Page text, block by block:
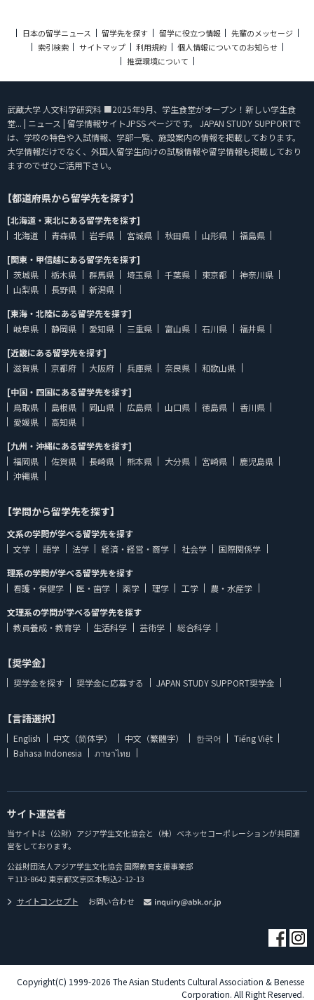
日本の留学ニュース 留学先を探す 留学に役立つ情報
先輩のメッセージ
索引検索
サイトマップ 利用規約
個人情報についてのお知らせ
推奨環境について
武蔵大学 人文科学研究科 ■2025年9月、学生食堂がオープン！新しい学生食
堂... | ニュース | 留学情報サイトJPSS ページです。 JAPAN STUDY SUPPORTで
は、学校の特色や入試情報、学部一覧、施設案内の情報を掲載しております。
大学情報だけでなく、外国人留学生向けの試験情報や留学情報も掲載しており
ますのでぜひご活用下さい。
【都道府県から留学先を探す】
[北海道・東北にある留学先を探す]
北海道
青森県 岩手県 宮城県 秋田県 山形県
福島県
[関東・甲信越にある留学先を探す]
茨城県
栃木県 群馬県 埼玉県 千葉県 東京都
神奈川県
山梨県
長野県
新潟県
[東海・北陸にある留学先を探す]
岐阜県
静岡県 愛知県 三重県 富山県 石川県
福井県
[近畿にある留学先を探す]
滋賀県
京都府 大阪府 兵庫県 奈良県
和歌山県
[中国・四国にある留学先を探す]
鳥取県
島根県 岡山県 広島県 山口県 徳島県
香川県
愛媛県
高知県
[九州・沖縄にある留学先を探す]
福岡県
佐賀県 長崎県 熊本県 大分県 宮崎県
鹿児島県
沖縄県
【学問から留学先を探す】
文系の学問が学べる留学先を探す
文学
語学 法学 経済・経営・商学 社会学
国際関係学
理系の学問が学べる留学先を探す
看護・保健学
医・歯学 薬学 理学 工学
農・水産学
文理系の学問が学べる留学先を探す
教員養成・教育学
生活科学 芸術学 総合科学
【奨学金】
奨学金を探す 奨学金に応募する JAPAN STUDY SUPPORT奨学金
【言語選択】
English 中文（简体字） 中文（繁體字） 한국어
Tiếng Việt
Bahasa Indonesia
ภาษาไทย
サイト運営者
当サイトは（公財）アジア学生文化協会と（株）ベネッセコーポレーションが共同運
営をしております。
公益財団法人アジア学生文化協会 国際教育支援事業部
〒113-8642 東京都文京区本駒込2-12-13
サイトコンセプト
お問い合わせ
Copyright(C) 1999-2026 The Asian Students Cultural Association & Benesse
Corporation. All Right Reserved.